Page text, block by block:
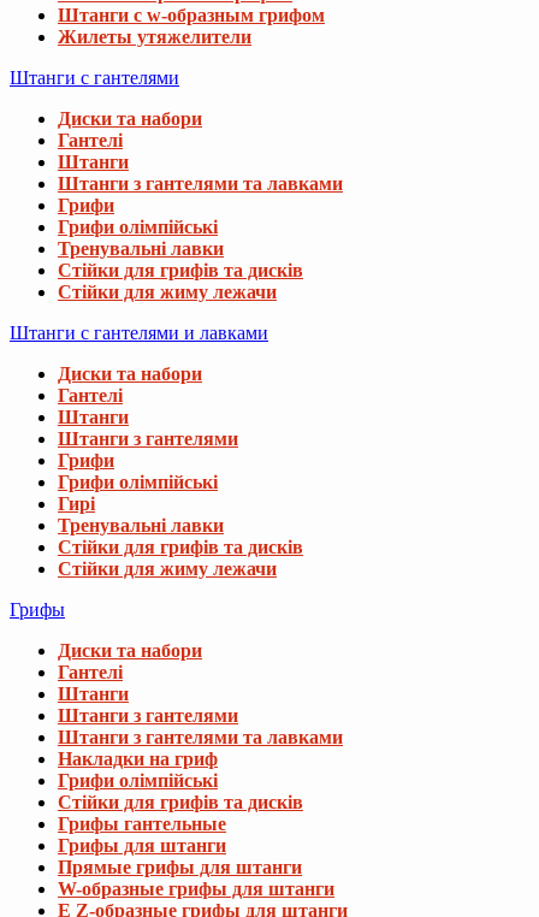
Штанги с w-образным грифом
Жилеты утяжелители
Штанги с гантелями
Диски та набори
Гантелі
Штанги
Штанги з гантелями та лавками
Грифи
Грифи олімпійські
Тренувальні лавки
Стійки для грифів та дисків
Стійки для жиму лежачи
Штанги с гантелями и лавками
Диски та набори
Гантелі
Штанги
Штанги з гантелями
Грифи
Грифи олімпійські
Гирі
Тренувальні лавки
Стійки для грифів та дисків
Стійки для жиму лежачи
Грифы
Диски та набори
Гантелі
Штанги
Штанги з гантелями
Штанги з гантелями та лавками
Накладки на гриф
Грифи олімпійські
Стійки для грифів та дисків
Грифы гантельные
Грифы для штанги
Прямые грифы для штанги
W-образные грифы для штанги
E Z-образные грифы для штанги